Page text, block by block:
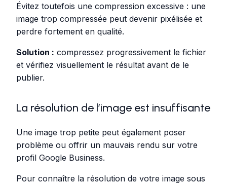
Évitez toutefois une compression excessive : une
image trop compressée peut devenir pixélisée et
perdre fortement en qualité.
Solution : compressez progressivement le fichier
et vérifiez visuellement le résultat avant de le
publier.
La résolution de l’image est insuffisante
Une image trop petite peut également poser
problème ou offrir un mauvais rendu sur votre
profil Google Business.
Pour connaître la résolution de votre image sous